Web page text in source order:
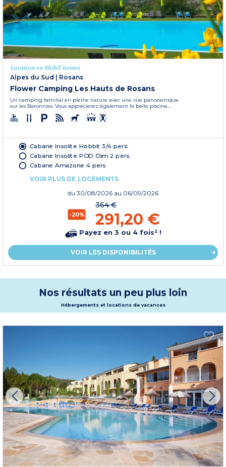
Location en Mobil homes
Alpes du Sud | Rosans
Flower Camping Les Hauts de Rosans
Un camping familial en pleine nature avec une vue panoramique
sur les Baronnies. Vous apprécierez également la belle piscine...
Cabane Insolite Hobbit 3/4 pers.
Cabane Insolite POD Clim 2 pers.
Cabane Amazone 4 pers.
VOIR PLUS DE LOGEMENTS
du 30/08/2026 au 06/09/2026
-20%
364 €
291,20 €
Payez en 3 ou 4 fois² !
VOIR LES DISPONIBILITÉS
Nos résultats un peu plus loin
Hébergements et locations de vacances